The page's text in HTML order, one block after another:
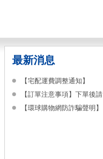
最新消息
【宅配運費調整通知】
【訂單注意事項】下單後請
【環球購物網防詐騙聲明】